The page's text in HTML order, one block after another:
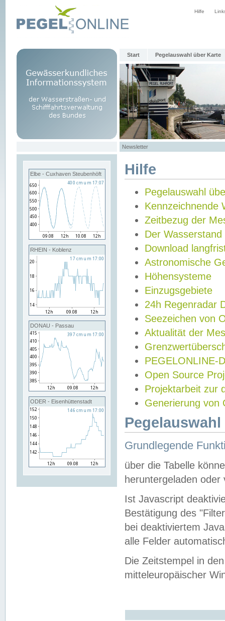
Hilfe
Start Pegelauswahl über Karte
Newsletter
Elbe - Cuxhaven Steubenhöft
RHEIN - Koblenz
DONAU - Passau
ODER - Eisenhüttenstadt
Hilfe
Pegelauswahl
Kennzeichnende
Zeitbezug der
Der Wasserstand
Download
Astronomische
Höhensysteme
Einzugsgebiete
24h Regenradar
Seezeichen von
Aktualität der
PEGELONLINE-
Open Source
Projektarbeit zur
Generierung von
Grundlegende
über die Tabelle
heruntergeladen oder
Ist Javascript
Bestätigung des
bei deaktiviertem
alle Felder
Die Zeitstempel in
mitteleuropäischer